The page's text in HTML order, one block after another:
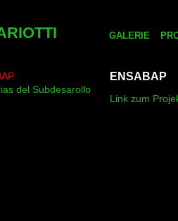
GALERIE
del Subdesarollo
ENSABAP
Link zum